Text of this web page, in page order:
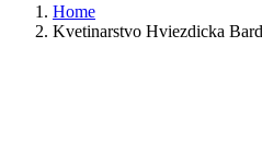
Home
Kvetinarstvo Hviezdicka